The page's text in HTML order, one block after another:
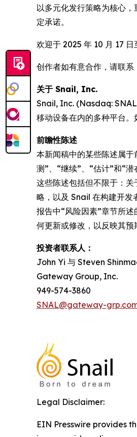
以多元化发行策略为核心
定承诺。
欢迎于 2025 年 10 月 17
创作者如有意合作，请联系
关于 Snail, Inc.
Snail, Inc. (Nasdaq:
移动设备在内的多种平台。
前瞻性陈述
本新闻稿中的某些陈述属于
测”、“继续”、“估计”和“
这些陈述包括但不限于：
略，以及 Snail 在构建开发
报告中“风险因素”章节所
何更新或修改，以反映其预
投资者联系人：
John Yi 与 Steven
Gateway Group, Inc.
949-574-3860
SNAL@gateway-
Legal Disclaimer:
EIN Presswire provides